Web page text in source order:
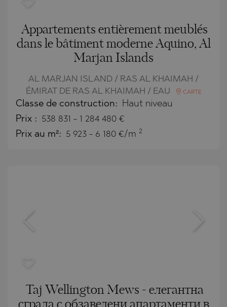
Appartements entièrement meublés
dans le bâtiment moderne Aquino, Al
Marjan Islands
AL MARJAN ISLAND / RAS AL KHAIMAH /
ÉMIRAT DE RAS AL KHAIMAH / EAU
CARTE
Classe de construction: Haut niveau
Prix : 538 831 - 1 284 480 €
Prix au m²: 5 923 - 6 180 €/m 2
Taj Wellington Mews - елегантна
сграда с обзаведени апартаменти в